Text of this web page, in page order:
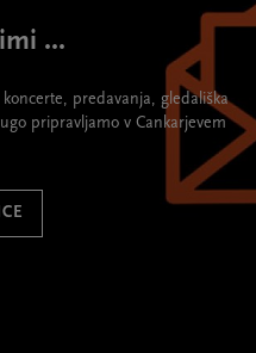
...
predavanja, gledališka
pripravljamo v Cankarjevem